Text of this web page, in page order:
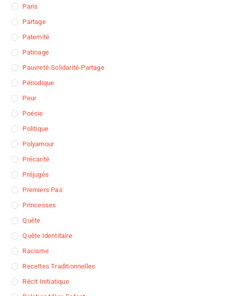
Paris
Partage
Paternité
Patinage
Pauvreté-Solidarité-Partage
Périodique
Peur
Poésie
Politique
Polyamour
Précarité
Préjugés
Premiers Pas
Princesses
Quête
Quête Identitaire
Racisme
Recettes Traditionnelles
Récit Initiatique